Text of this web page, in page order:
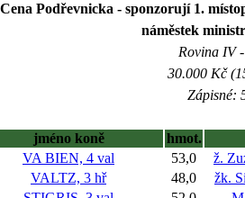
Podřevnicka - sponzorují 1.
náměstek
Rovina IV
30.000 Kč
Zápisné:
jméno koně
hmot.
VA BIEN, 4 val 53,0
ž.
VALTZ, 3 hř 48,0
žk.